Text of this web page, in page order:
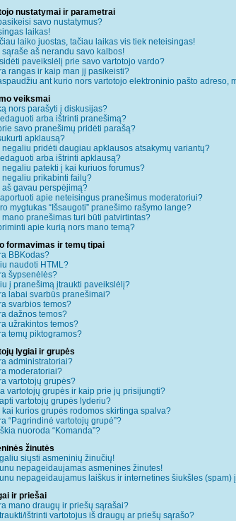
nustatymai ir parametrai
savo nustatymus?
laikas!
laiko juostas, tačiau laikas vis tiek neteisingas!
sąraše aš nerandu savo kalbos!
paveikslėlį prie savo vartotojo vardo?
rangas ir kaip man jį pasikeisti?
ant kurio nors vartotojo elektroninio pašto adreso,
veiksmai
nors parašyti į diskusijas?
arba ištrinti pranešimą?
savo pranešimų pridėti parašą?
apklausą?
negaliu pridėti daugiau apklausos atsakymų variantų?
arba ištrinti apklausą?
negaliu patekti į kai kuriuos forumus?
negaliu prikabinti failų?
aš gavau perspėjimą?
apie neteisingus pranešimus moderatoriui?
mygtukas “Išsaugoti” pranešimo rašymo lange?
mano pranešimas turi būti patvirtintas?
apie kurią nors mano temą?
formavimas ir temų tipai
BBKodas?
naudoti HTML?
šypsenėlės?
į pranešimą įtraukti paveikslėlį?
labai svarbūs pranešimai?
svarbios temos?
dažnos temos?
užrakintos temos?
temų piktogramos?
lygiai ir grupės
administratoriai?
moderatoriai?
vartotojų grupės?
vartotojų grupės ir kaip prie jų prisijungti?
vartotojų grupės lyderiu?
kai kurios grupės rodomos skirtinga spalva?
“Pagrindinė vartotojų grupė”?
nuoroda “Komanda”?
žinutės
siųsti asmeninių žinučių!
nepageidaujamas asmenines žinutes!
nepageidaujamus laiškus ir internetines šiukšles
ir priešai
mano draugų ir priešų sąrašai?
ištrinti vartotojus iš draugų ar priešų sąrašo?